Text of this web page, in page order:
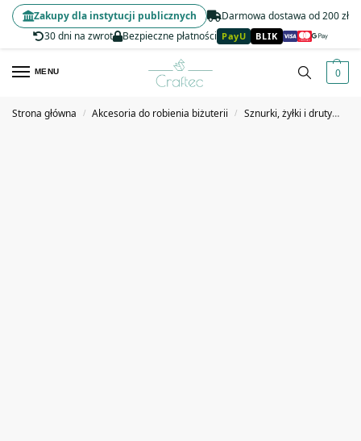
Darmowa dostawa od 200 zł
30 dni na zwrot
Bezpieczne płatności PayU BLIK
Zakupy dla instytucji publicznych
MENU 0
Strona główna / Akcesoria do robienia biżuterii / Sznurki, żyłki i druty